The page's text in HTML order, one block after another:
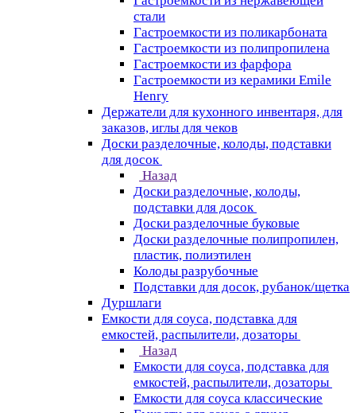
стали
Гастроемкости из поликарбоната
Гастроемкости из полипропилена
Гастроемкости из фарфора
Гастроемкости из керамики Emile
Henry
Держатели для кухонного инвентаря, для
заказов, иглы для чеков
Доски разделочные, колоды, подставки
для досок
Назад
Доски разделочные, колоды,
подставки для досок
Доски разделочные буковые
Доски разделочные полипропилен,
пластик, полиэтилен
Колоды разрубочные
Подставки для досок, рубанок/щетка
Дуршлаги
Емкости для соуса, подставка для
емкостей, распылители, дозаторы
Назад
Емкости для соуса, подставка для
емкостей, распылители, дозаторы
Емкости для соуса классические